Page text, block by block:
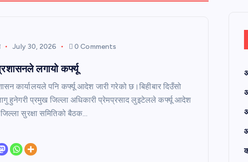
July 30, 2026 0 Comments
लगायो कर्फ्यू
कार्यालयले पनि कर्फ्यू आदेश जारी गरेको छ।बिहीबार दिउँसो
हुनेगरी प्रमुख जिल्ला अधिकारी प्रेमप्रसाद लुइटेलले कर्फ्यू आदेश
सुरक्षा समितिको बैठक…